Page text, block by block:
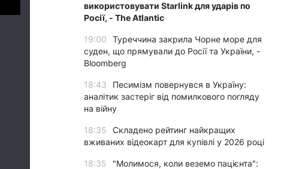
використовувати Starlink для ударів по
Росії, - The Atlantic
19:00
Туреччина закрила Чорне море для
суден, що прямували до Росії та України, -
Bloomberg
18:43
Песимізм повернувся в Україну:
аналітик застеріг від помилкового погляду
на війну
18:35
Складено рейтинг найкращих
вживаних відеокарт для купівлі у 2026 році
18:35
"Молимося, коли веземо пацієнта":